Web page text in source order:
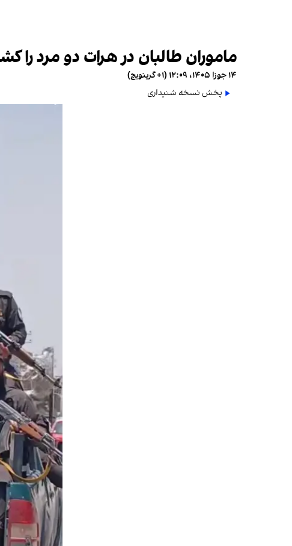
ماموران طالبان در هرات دو مرد را
۱۴ جوزا ۱۴۰۵، ۱۲:۰۹ (‎+۱ گرینویچ)
پخش نسخه شنیداری